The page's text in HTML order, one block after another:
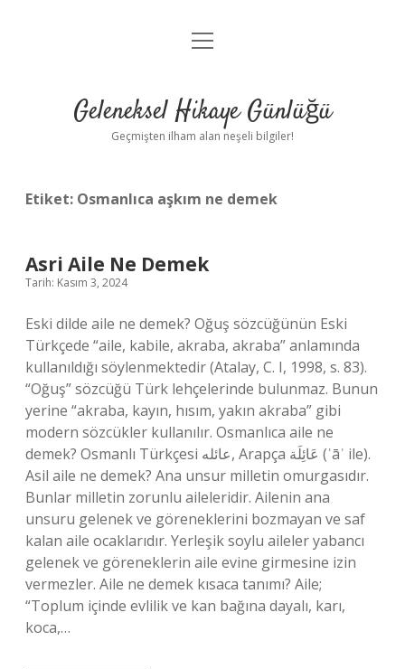
Anasayfa
Yasal Uyarı
menüyü
Geleneksel Hikaye Günlüğü
Geçmişten ilham alan neşeli bilgiler!
Etiket: Osmanlıca aşkım ne demek
Asri Aile Ne Demek
Tarih: Kasım 3, 2024
Eski dilde aile ne demek? Oğuş sözcüğünün Eski
Türkçede “aile, kabile, akraba, akraba” anlamında
kullanıldığı söylenmektedir (Atalay, C. I, 1998, s. 83).
“Oğuş” sözcüğü Türk lehçelerinde bulunmaz. Bunun
yerine “akraba, kayın, hısım, yakın akraba” gibi
modern sözcükler kullanılır. Osmanlıca aile ne
demek? Osmanlı Türkçesi عائله‎, Arapça عَائِلَة‎ (ʿāʾ ile).
Asil aile ne demek? Ana unsur milletin omurgasıdır.
Bunlar milletin zorunlu aileleridir. Ailenin ana
unsuru gelenek ve göreneklerini bozmayan ve saf
kalan aile ocaklarıdır. Yerleşik soylu aileler yabancı
gelenek ve göreneklerin aile evine girmesine izin
vermezler. Aile ne demek kısaca tanımı? Aile;
“Toplum içinde evlilik ve kan bağına dayalı, karı,
koca,…